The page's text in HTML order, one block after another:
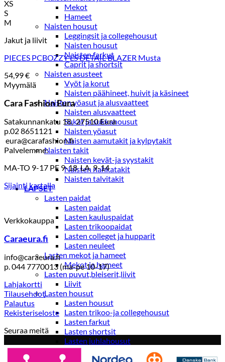
Mekot
Hameet
Naisten housut
Leggingsit ja collegehousut
Naisten housut
Naisten farkut
Caprit ja shortsit
Naisten asusteet
Vyöt ja korut
Naisten päähineet, huivit ja käsineet
Naisten yöasut ja alusvaatteet
Naisten alusvaatteet
Sukat ja sukkahousut
Naisten yöasut
Naisten aamutakit ja kylpytakit
Naisten takit
Naisten kevät-ja syystakit
Naisten nahkatakit
Naisten talvitakit
LAPSET
Lasten paidat
Lasten paidat
Lasten kauluspaidat
Lasten trikoopaidat
Lasten colleget ja hupparit
Lasten neuleet
Lasten mekot ja hameet
Mekot ja hameet
Lasten puvut,bleiserit,liivit
Liivit
Lasten housut
Lasten housut
Lasten trikoo-ja collegehousut
Lasten farkut
Lasten shortsit
Lasten juhlahousut
Yöasut ja kylpytakit
Lasten yöpaidat
XS
S
M
Jakut ja liivit
PIECES PCBOZZY LS DETAIL BLAZER Musta
54,99€
Myymälä
Cara Fashion Eura
Satakunnankatu 18, 27510 Eura
p.02 8651121
eura@carafashion.fi
Palvelemme:
MA-TO 9-17 PE 9-18 LA 9-14
Sijainti kartalla
Verkkokauppa
Caraeura.fi
info@caraeura.fi
p. 044 7770013 (ma-pe 10-17)
Lahjakortti
Tilausehdot
Palautus
Rekisteriseloste
Seuraa meitä